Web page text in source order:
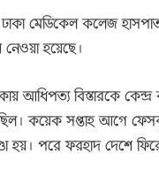
মেডিকেল কলেজ
হয়েছে।
আধিপত্য বিস্তারকে
কয়েক সপ্তাহ আগে
হয়। পরে ফরহাদ দেশে